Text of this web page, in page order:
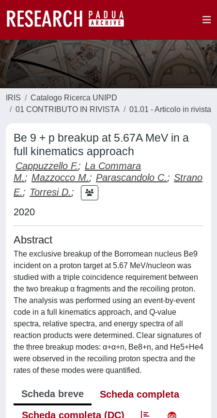
IRIS
Catalogo Ricerca UNIPD
01 CONTRIBUTO IN RIVISTA
01.01 - Articolo in rivista
Be 9 + p breakup at 5.67A MeV in a
full kinematics approach
Cappuzzello F.; La Commara
M.; Mazzocco M.; Parascandolo C.; Strano
E.; Torresi D.;
2020
Abstract
The exclusive breakup of the Borromean nucleus Be9
incident on a proton target at 5.67 MeV/nucleon was
studied with a triple coincidence requirement between
the two breakup α fragments and the recoiling proton.
The analysis was performed using an event-by-event
code in a full kinematics approach, and Q-value
spectra, relative spectra, and energy spectra of all
reaction products were determined. Clear signatures of
the three breakup modes: α+α+n, Be8+n, and He5+He4
were observed in the recoiling proton spectra and the
rates of these modes were quantified.
Scheda breve
Scheda completa
Scheda completa (DC)